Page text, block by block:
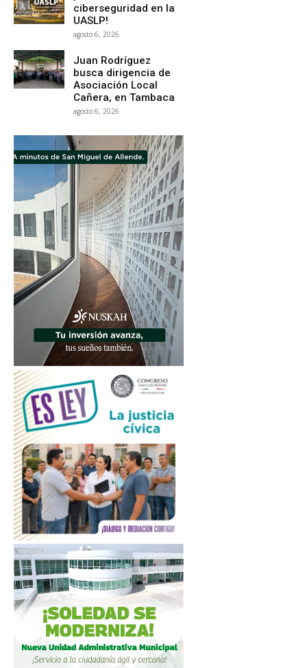
ciberseguridad en la
UASLP!
agosto 6, 2026
Juan Rodríguez
busca dirigencia de
Asociación Local
Cañera, en Tambaca
agosto 6, 2026